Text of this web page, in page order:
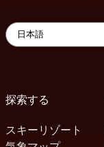
探索する
スキーリゾート